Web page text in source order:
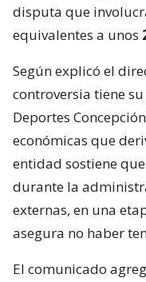
disputa que
equivalentes a unos
Según explicó el
controversia tiene
Deportes
económicas que
entidad sostiene
durante la
externas, en una
asegura no haber
El comunicado